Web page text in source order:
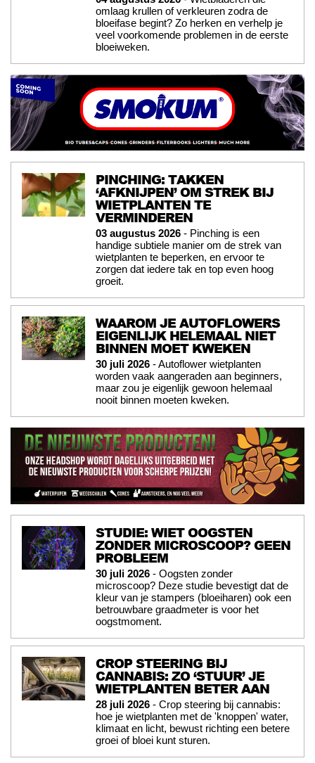
omlaag krullen of verkleuren zodra de
bloeifase begint? Zo herken en verhelp je
veel voorkomende problemen in de eerste
bloeiweken.
PINCHING: TAKKEN
‘AFKNIJPEN’ OM STREK BIJ
WIETPLANTEN TE
VERMINDEREN
03 augustus 2026 - Pinching is een
handige subtiele manier om de strek van
wietplanten te beperken, en ervoor te
zorgen dat iedere tak en top even hoog
groeit.
WAAROM JE AUTOFLOWERS
EIGENLIJK HELEMAAL NIET
BINNEN MOET KWEKEN
30 juli 2026 - Autoflower wietplanten
worden vaak aangeraden aan beginners,
maar zou je eigenlijk gewoon helemaal
nooit binnen moeten kweken.
STUDIE: WIET OOGSTEN
ZONDER MICROSCOOP? GEEN
PROBLEEM
30 juli 2026 - Oogsten zonder
microscoop? Deze studie bevestigt dat de
kleur van je stampers (bloeiharen) ook een
betrouwbare graadmeter is voor het
oogstmoment.
CROP STEERING BIJ
CANNABIS: ZO ‘STUUR’ JE
WIETPLANTEN BETER AAN
28 juli 2026 - Crop steering bij cannabis:
hoe je wietplanten met de 'knoppen' water,
klimaat en licht, bewust richting een betere
groei of bloei kunt sturen.